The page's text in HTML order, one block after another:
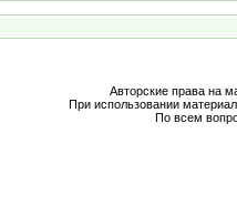
Авторские права на
При использовании
По всем